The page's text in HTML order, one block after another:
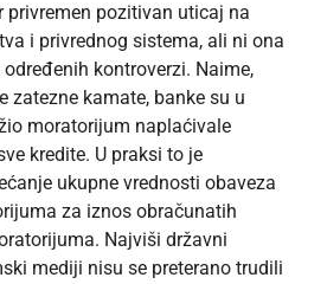
privremen pozitivan uticaj na
i privrednog sistema, ali ni ona
kontroverzi. Naime,
zatezne kamate, banke su u
moratorijum naplaćivale
kredite. U praksi to je
ukupne vrednosti obaveza
za iznos obračunatih
Najviši državni
mediji nisu se preterano trudili